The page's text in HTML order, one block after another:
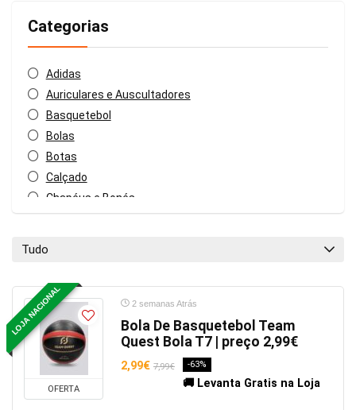
Categorias
Adidas
Auriculares e Auscultadores
Basquetebol
Bolas
Botas
Calçado
Chapéus e Bonés
Cupões e Códigos de desconto
Desporto e Outdoor
Escola e Escritório
FC Porto
Fila
Futebol
Tudo
LOJA NACIONAL
OFERTA
2 semanas Atrás
Bola De Basquetebol Team
Quest Bola T7 | preço 2,99€
2,99€ 7,99€ -63%
🚚 Levanta Gratis na Loja